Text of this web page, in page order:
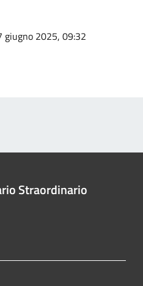
giugno 2025, 09:32
Straordinario